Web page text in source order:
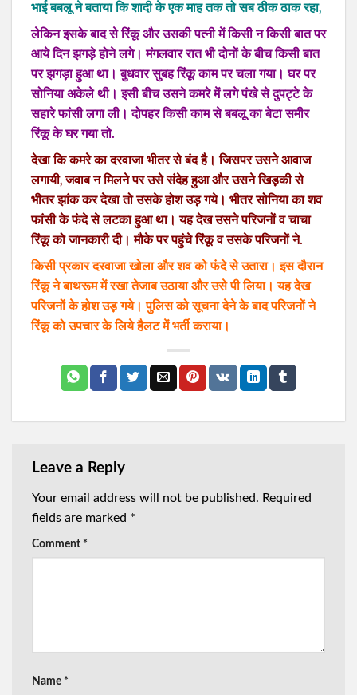
भाई बबलू ने बताया कि शादी के एक माह तक तो सब ठीक ठाक रहा‚
लेकिन इसके बाद से रिंकू और उसकी पत्नी में किसी न किसी बात पर
आये दिन झगड़े़ होने लगे। मंगलवार रात भी दोनों के बीच किसी बात
पर झगड़़ा हुआ था। बुधवार सुबह रिंकू काम पर चला गया। घर पर
सोनिया अकेले थी। इसी बीच उसने कमरे में लगे पंखे से दुपट्टे के
सहारे फांसी लगा ली। दोपहर किसी काम से बबलू का बेटा समीर
रिंकू के घर गया तो.
देखा कि कमरे का दरवाजा भीतर से बंद है। जिसपर उसने आवाज
लगायी‚ जवाब न मिलने पर उसे संदेह हुआ और उसने खिड़़की से
भीतर झांक कर देखा तो उसके होश उड़़ गये। भीतर सोनिया का शव
फांसी के फंदे से लटका हुआ था। यह देख उसने परिजनों व चाचा
रिंकू को जानकारी दी। मौके पर पहुंचे रिंकू व उसके परिजनों ने.
किसी प्रकार दरवाजा खोला और शव को फंदे से उतारा। इस दौरान
रिंकू ने बाथरूम में रखा तेजाब उठाया और उसे पी लिया। यह देख
परिजनों के होश उड़़ गये। पुलिस को सूचना देने के बाद परिजनों ने
रिंकू को उपचार के लिये हैलट में भर्ती कराया।
Leave a Reply
Your email address will not be published. Required
fields are marked *
Comment *
Name *